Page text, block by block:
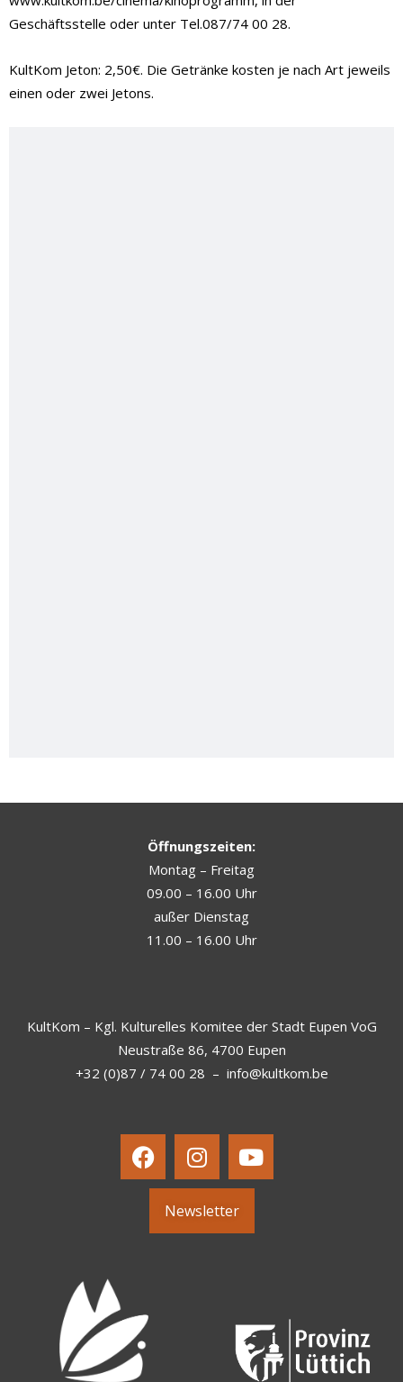
Geschäftsstelle oder unter Tel.087/74 00 28.
KultKom Jeton: 2,50€. Die Getränke kosten je nach Art jeweils
einen oder zwei Jetons.
Öffnungszeiten:
Montag – Freitag
09.00 – 16.00 Uhr
außer Dienstag
11.00 – 16.00 Uhr
KultKom – Kgl. Kulturelles Komitee der Stadt Eupen VoG
Neustraße 86, 4700 Eupen
+32 (0)87 / 74 00 28 – info@kultkom.be
Newsletter